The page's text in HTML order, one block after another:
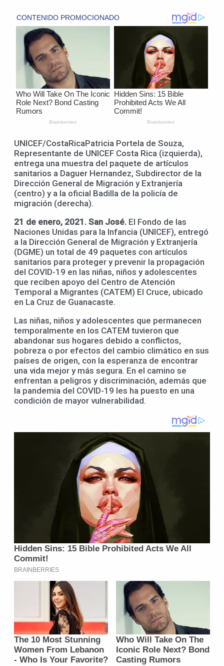
UNICEF/CostaRicaPatricia Portela de Souza,
Representante de UNICEF Costa Rica (izquierda),
entrega una muestra del paquete de artículos
sanitarios a Daguer Hernandez, Subdirector de la
Dirección General de Migración y Extranjería
(centro) y a la oficial Badilla de la policía de
migración (derecha).
21 de enero, 2021. San José. El Fondo de las
Naciones Unidas para la Infancia (UNICEF), entregó
a la Dirección General de Migración y Extranjería
(DGME) un total de 49 paquetes con artículos
sanitarios para proteger y prevenir la propagación
del COVID-19 en las niñas, niños y adolescentes
que reciben apoyo del Centro de Atención
Temporal a Migrantes (CATEM) El Cruce, ubicado
en La Cruz de Guanacaste.
Las niñas, niños y adolescentes que permanecen
temporalmente en los CATEM tuvieron que
abandonar sus hogares debido a conflictos,
pobreza o por efectos del cambio climático en sus
países de origen, con la esperanza de encontrar
una vida mejor y más segura. En el camino se
enfrentan a peligros y discriminación, además que
la pandemia del COVID-19 les ha puesto en una
condición de mayor vulnerabilidad.